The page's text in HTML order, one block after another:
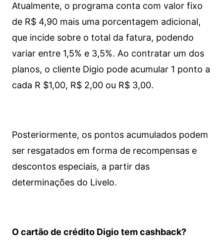
Atualmente, o programa conta com valor fixo
de R$ 4,90 mais uma porcentagem adicional,
que incide sobre o total da fatura, podendo
variar entre 1,5% e 3,5%. Ao contratar um dos
planos, o cliente Digio pode acumular 1 ponto a
cada R $1,00, R$ 2,00 ou R$ 3,00.
Posteriormente, os pontos acumulados podem
ser resgatados em forma de recompensas e
descontos especiais, a partir das
determinações do Livelo.
O cartão de crédito Digio tem cashback?